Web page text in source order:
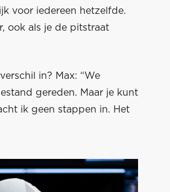
voor iedereen hetzelfde.
ook als je de pitstraat
in? Max: “We
gereden. Maar je kunt
ik geen stappen in. Het